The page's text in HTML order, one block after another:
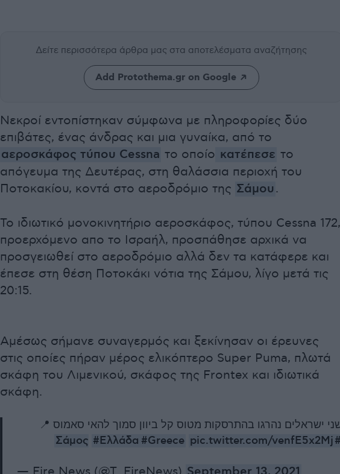
Δείτε περισσότερα άρθρα μας στα αποτελέσματα αναζήτησης
Add Protothema.gr on Google
Νεκροί εντοπίστηκαν σύμφωνα με πληροφορίες δύο
επιβάτες, ένας άνδρας και μια γυναίκα, από το
αεροσκάφος τύπου Cessna το οποίο κατέπεσε το
απόγευμα της Δευτέρας, στη θαλάσσια περιοχή του
Ποτοκακίου, κοντά στο αεροδρόμιο της Σάμου.
Το ιδιωτικό μονοκινητήριο αεροσκάφος, τύπου Cessna 172,
προερχόμενο απο το Ισραήλ, προσπάθησε αρχικά να
προσγειωθεί στο αεροδρόμιο αλλά δεν τα κατάφερε και
έπεσε στη θέση Ποτοκάκι νότια της Σάμου, λίγο μετά τις
20:15.
Αμέσως σήμανε συναγερμός και ξεκίνησαν οι έρευνες
στις οποίες πήραν μέρος ελικόπτερο Super Puma, πλωτά
σκάφη του Λιμενικού, σκάφος της Frontex και ιδιωτικά
σκάφη.
ישראלים נהרגו בהתרסקות מטוס קל ביוון סמוך להאי סאמוס 📍
#Ελλάδα #Greece pic.twitter.com/venfE5x2Mj